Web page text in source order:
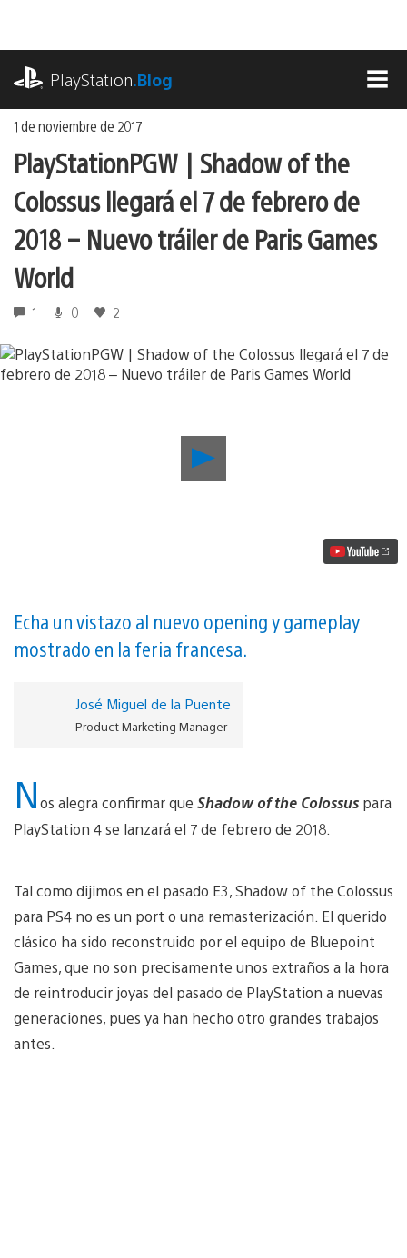
contenido
PlayStation.Blog
1 de noviembre de 2017
PlayStationPGW | Shadow of the
Colossus llegará el 7 de febrero de
2018 – Nuevo tráiler de Paris Games
World
1 0 2
|
de
febrero
de
Nuevo
tráiler
de
vídeo
Echa un vistazo al nuevo opening y gameplay
mostrado en la feria francesa.
José Miguel de la Puente
Product Marketing Manager
Nos alegra confirmar que Shadow of the Colossus para
PlayStation 4 se lanzará el 7 de febrero de 2018.
Tal como dijimos en el pasado E3, Shadow of the Colossus
para PS4 no es un port o una remasterización. El querido
clásico ha sido reconstruido por el equipo de Bluepoint
Games, que no son precisamente unos extraños a la hora
de reintroducir joyas del pasado de PlayStation a nuevas
generaciones, pues ya han hecho otro grandes trabajos
antes.